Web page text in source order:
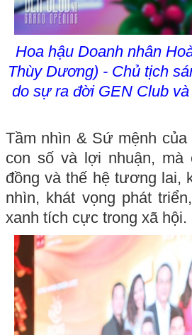
Hoa hậuDoanh nhân
Thùy Dương) - Chủ tịch
do sự ra đời GEN Club
Tầm nhìn & Sứ mệnh
con số và lợi nhuận, mà
đồng và thế hệ tương lai,
nhìn, khát vọng phát
xanh tích cực trong xã hội.